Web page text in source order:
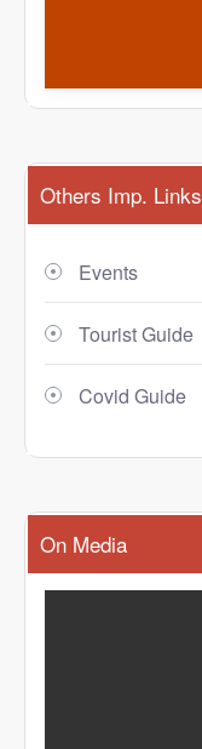
Others Imp. Links
Events
Tourist Guide
Covid Guide
On Media